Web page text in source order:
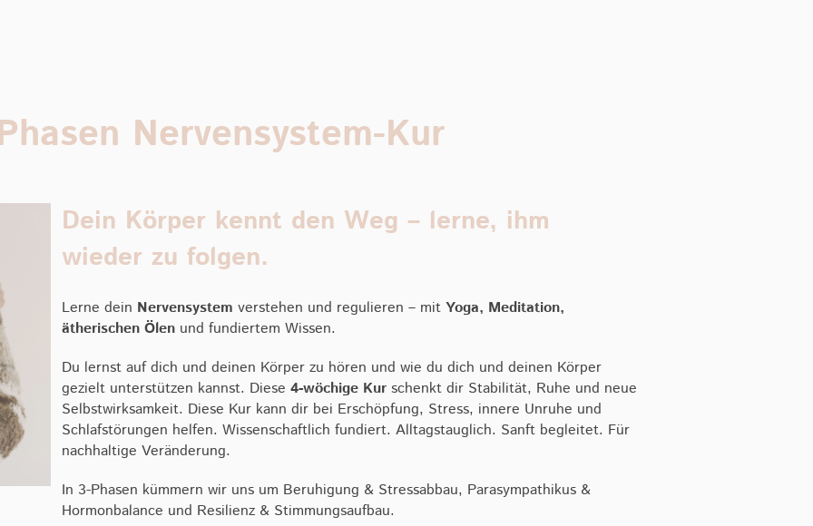
Dein Körper kennt den Weg – lerne, ihm
wieder zu folgen.
Lerne dein Nervensystem verstehen und regulieren – mit Yoga, Meditation,
ätherischen Ölen und fundiertem Wissen.
Du lernst auf dich und deinen Körper zu hören und wie du dich und deinen Körper
gezielt unterstützen kannst. Diese 4-wöchige Kur schenkt dir Stabilität, Ruhe und neue
Selbstwirksamkeit. Diese Kur kann dir bei Erschöpfung, Stress, innere Unruhe und
Schlafstörungen helfen. Wissenschaftlich fundiert. Alltagstauglich. Sanft begleitet. Für
nachhaltige Veränderung.
In 3-Phasen kümmern wir uns um Beruhigung & Stressabbau, Parasympathikus &
Hormonbalance und Resilienz & Stimmungsaufbau.
Nervensystem-Kur